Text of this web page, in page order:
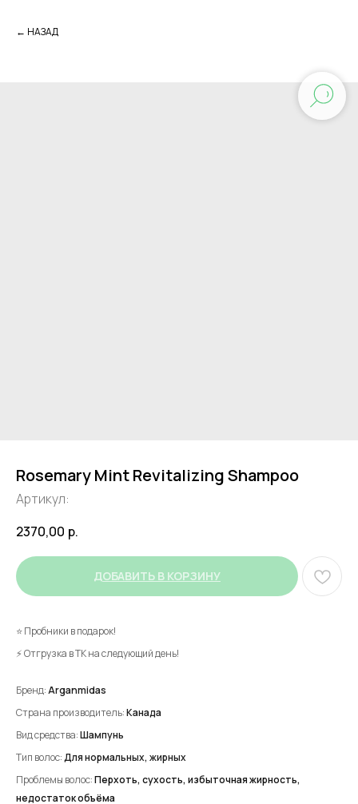
← НАЗАД
Rosemary Mint Revitalizing Shampoo
Артикул:
2370,00 р.
ДОБАВИТЬ В КОРЗИНУ
⭐ Пробники в подарок!
⚡ Отгрузка в ТК на следующий день!
Бренд:Arganmidas
Страна производитель:Канада
Вид средства:Шампунь
Тип волос:Для нормальных, жирных
Проблемы волос:Перхоть, сухость, избыточная жирность,
недостаток объёма